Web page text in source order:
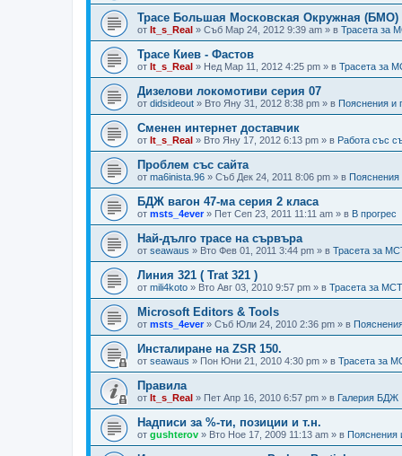
Трасе Большая Московская Окружная (БМО)
от It_s_Real » Съб Мар 24, 2012 9:39 am » в Трасета за
Трасе Киев - Фастов
от It_s_Real » Нед Мар 11, 2012 4:25 pm » в Трасета за
Дизелови локомотиви серия 07
от didsideout » Вто Яну 31, 2012 8:38 pm » в Пояснения
Сменен интернет доставчик
от It_s_Real » Вто Яну 17, 2012 6:13 pm » в Работа със
Проблем със сайта
от ma6inista.96 » Съб Дек 24, 2011 8:06 pm » в
БДЖ вагон 47-ма серия 2 класа
от msts_4ever» Пет Сеп 23, 2011 11:11 am » в В прогрес
Най-дълго трасе на сървъра
от seawaus » Вто Фев 01, 2011 3:44 pm » в Трасета за
Линия 321 ( Trat 321 )
от mili4koto » Вто Авг 03, 2010 9:57 pm » в Трасета за
Microsoft Editors & Tools
от msts_4ever » Съб Юли 24, 2010 2:36 pm » в
Инсталиране на ZSR 150.
от seawaus » Пон Юни 21, 2010 4:30 pm » в Трасета за
Правила
от It_s_Real » Пет Апр 16, 2010 6:57 pm » в Галерия БДЖ
Надписи за %-ти, позиции и т.н.
от gushterov » Вто Ное 17, 2009 11:13 am » в